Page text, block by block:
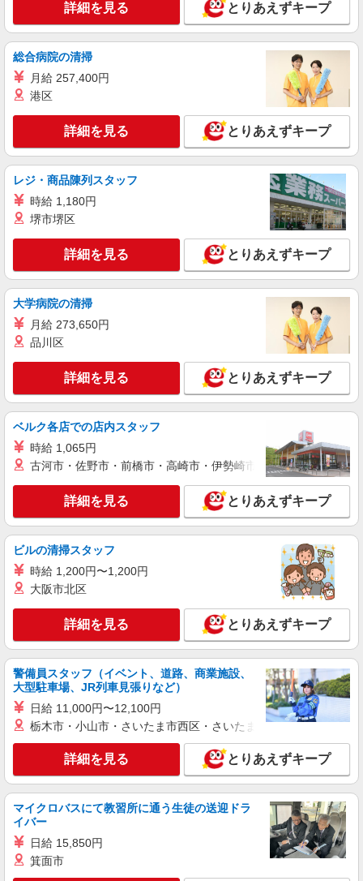
詳細を見る とりあえずキープ
総合病院の清掃
月給 257,400円
港区
詳細を見る とりあえずキープ
レジ・商品陳列スタッフ
時給 1,180円
堺市堺区
詳細を見る とりあえずキープ
大学病院の清掃
月給 273,650円
品川区
詳細を見る とりあえずキープ
ベルク各店での店内スタッフ
時給 1,065円
古河市・佐野市・前橋市・高崎市・伊勢崎市・太田市・館林市
詳細を見る とりあえずキープ
ビルの清掃スタッフ
時給 1,200円〜1,200円
大阪市北区
詳細を見る とりあえずキープ
警備員スタッフ（イベント、道路、商業施設、
大型駐車場、JR列車見張りなど）
日給 11,000円〜12,100円
栃木市・小山市・さいたま市西区・さいたま市岩槻区・久喜市・
詳細を見る とりあえずキープ
マイクロバスにて教習所に通う生徒の送迎ドラ
イバー
日給 15,850円
箕面市